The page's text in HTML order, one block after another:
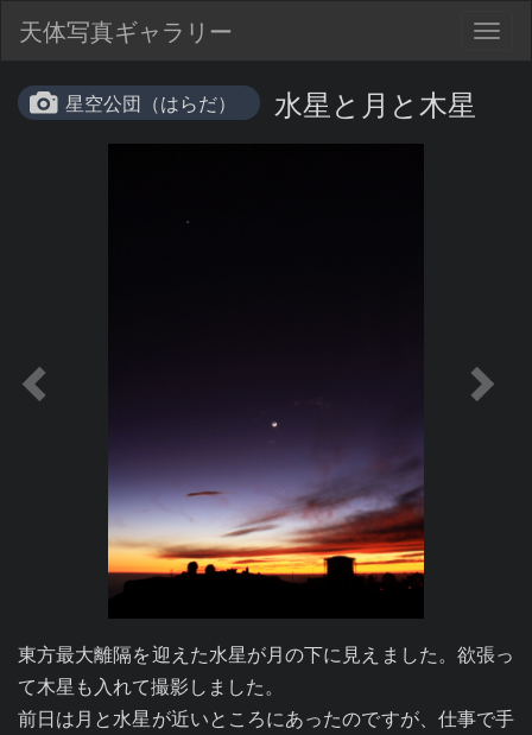
天体写真ギャラリー
星空公団（はらだ） 水星と月と木星
東方最大離隔を迎えた水星が月の下に見えました。欲張っ
て木星も入れて撮影しました。
前日は月と水星が近いところにあったのですが、仕事で手